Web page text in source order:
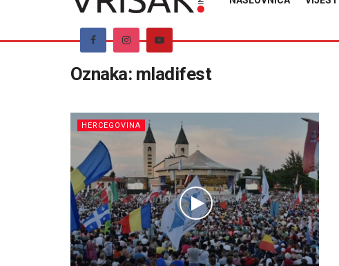
Oznaka: mladifest
HERCEGOVINA